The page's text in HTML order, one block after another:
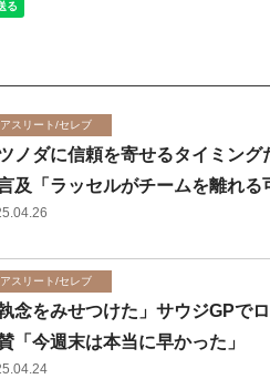
アスリート/セレブ
ツノダに信頼を寄せるタイミン
及「ラッセルがチームを離れる
アスリート/セレブ
執念をみせつけた」サウジGP
「今週末は本当に早かった」